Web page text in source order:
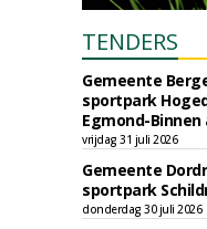
TENDERS
Gemeente
sportpark
Egmond-
vrijdag 31 juli 2026
Gemeente
sportpark
donderdag 30 juli 2026